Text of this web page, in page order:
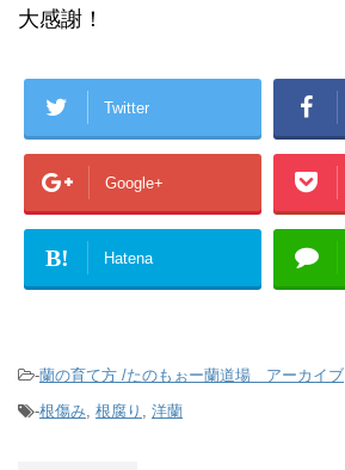
大感謝！
Twitter
Google+
B! Hatena
-蘭の育て方 /たのもぉー蘭道場 アーカイブ
-根傷み, 根腐り , 洋蘭